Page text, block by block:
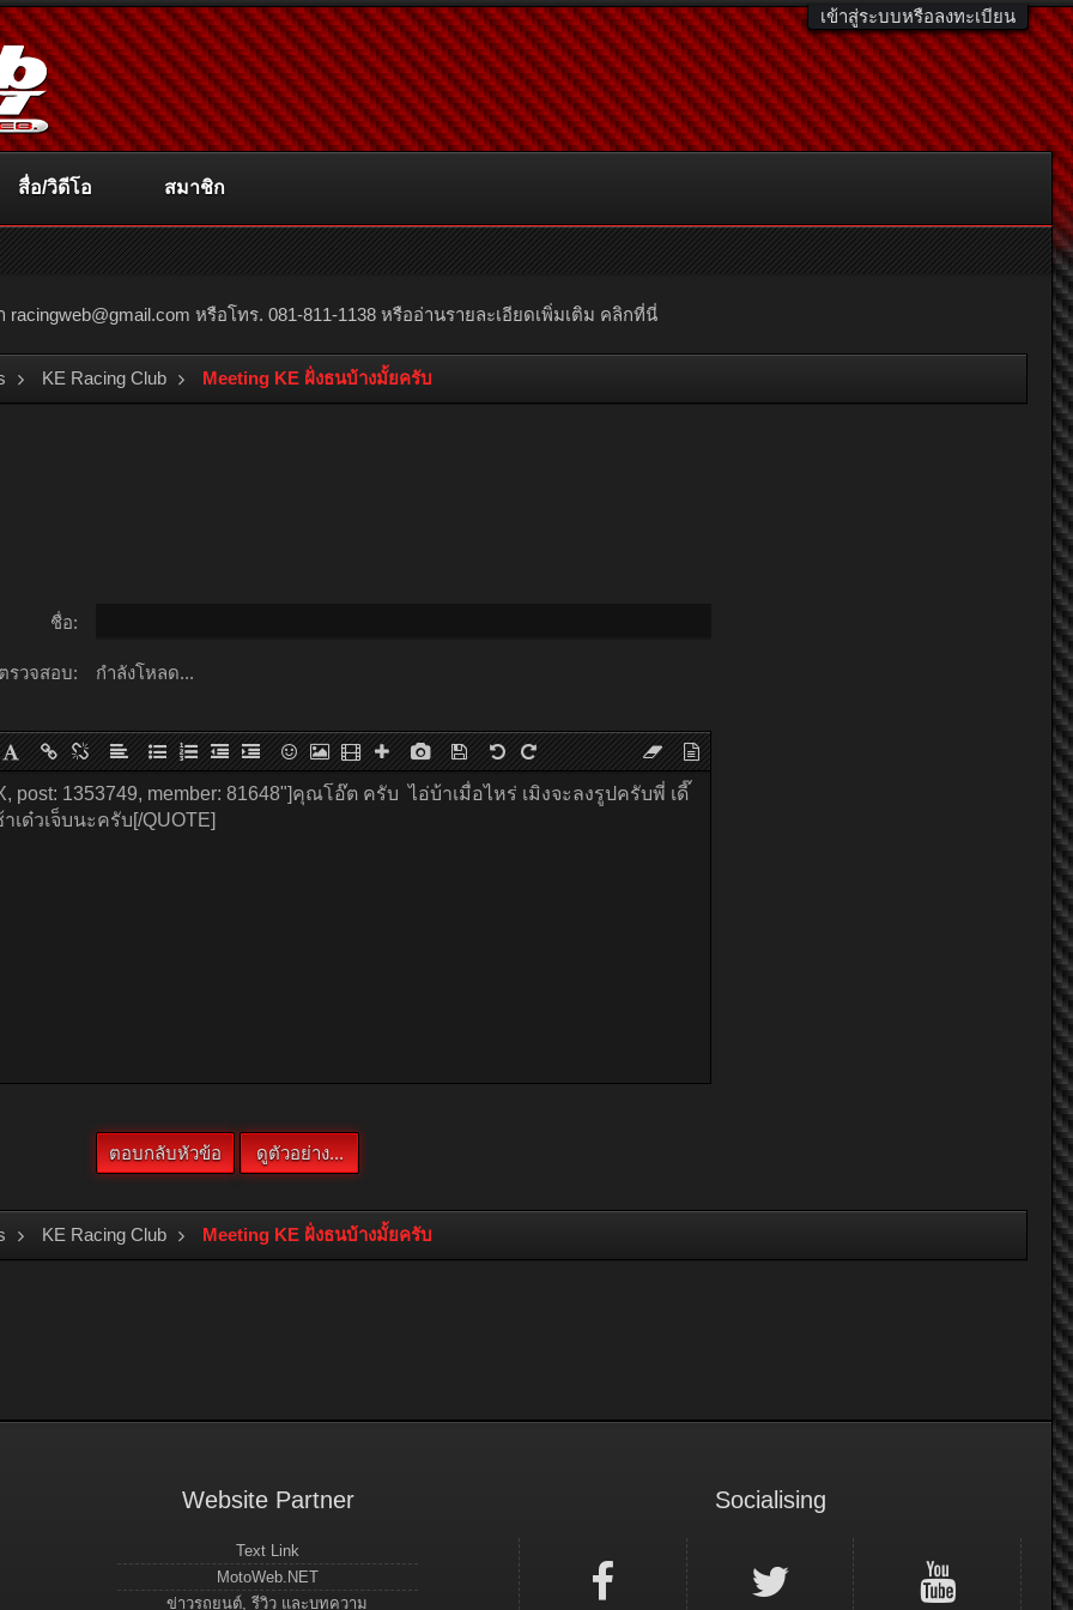
เข้าสู่ระบบหรือลงทะเบียน
racingweb@gmail.com หรือโทร. 081-811-1138 หรืออ่านรายละเอียดเพิ่มเติม คลิกที่นี่
KE Racing Club Meeting KE ฝั่งธนบ้างมั้ยครับ
ชื่อ:
รวจสอบ: กำลังโหลด...
KE Racing Club Meeting KE ฝั่งธนบ้างมั้ยครับ
สื่อ/วิดีโอ สมาชิก
Website Partner
Text Link
MotoWeb.NET
ข่าวรถยนต์, รีวิว และบทความ
Socialising